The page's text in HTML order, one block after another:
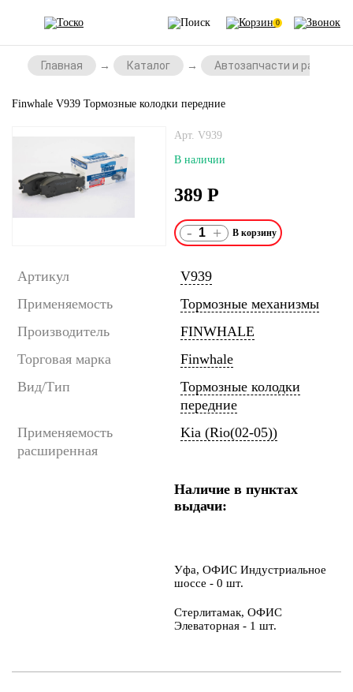
0
Главная Каталог Автозапчасти и
Finwhale V939 Тормозные колодки передние
Арт. V939
В наличии
389 Р
- +
Артикул
V939
Применяемость
Тормозные механизмы
Производитель
FINWHALE
Торговая марка
Finwhale
Вид/Тип
Тормозные колодки
передние
Применяемость
расширенная
Kia (Rio(02-05))
Наличие в пунктах
выдачи:
Уфа, ОФИС Индустриальное
шоссе - 0 шт.
Стерлитамак, ОФИС
Элеваторная - 1 шт.